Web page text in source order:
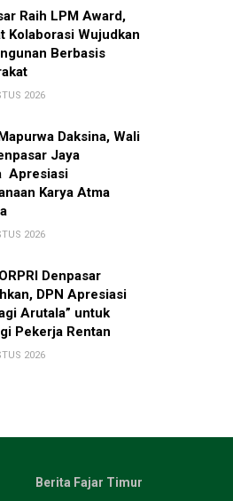
Raih LPM Award,
Kolaborasi Wujudkan
Berbasis
2026
Daksina, Wali
Jaya
Apresiasi
Karya Atma
2026
Denpasar
DPN Apresiasi
Arutala” untuk
Pekerja Rentan
2026
Berita Fajar Timur